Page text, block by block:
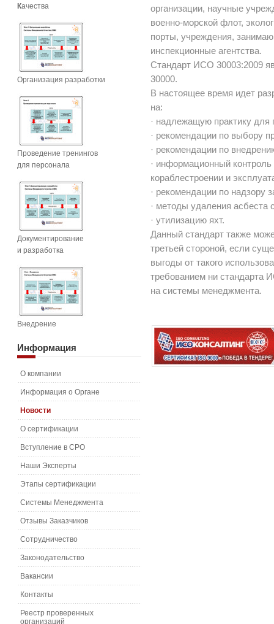
организации, научные
военно-морской флот,
порты, учреждения,
инспекционные агентства.
Стандарт ИСО 30003:2009
30000.
В настоящее время идет
на:
· надлежащую практику для
· рекомендации по выбору
· рекомендации по
· информационный
кораблестроении и
· рекомендации по надзору
· методы удаления асбеста
· утилизацию яхт.
Данный стандарт также
третьей стороной, если
выгоды от такого
требованием ни стандарта
на системы менеджмента.
Качества
Организация разработки
Проведение тренингов
для персонала
Документирование
и разработка
Внедрение
Информация
О компании
Информация о Органе
Новости
О сертификации
Вступление в СРО
Наши Эксперты
Этапы сертификации
Системы Менеджмента
Отзывы Заказчиков
Сотрудничество
Законодательство
Вакансии
Контакты
Реестр проверенных
организаций